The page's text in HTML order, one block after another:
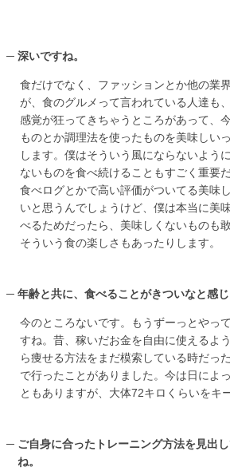
深いですね。
食だけでなく、ファッションとか他の業
が、食のグルメって言われている人達も
感覚が狂ってきちゃうところがあって、
ものとか調理法を使ったものを美味しい
します。僕はそういう風にならないよう
ないものを食べ続けることもすごく重要
食べログとかで高い評価がついてる美味
いと思うんでしょうけど、僕は本当に美
べるためだったら、美味しくないものも
そういう食の楽しさもあったりします。
年齢と共に、食べることがきついなと感
今のところないです。もうずーっとやっ
すね。昔、稼いだお金を自由に使えるよ
ら痩せる方法をまだ模索している時だっ
で行ったことがありました。今は日によ
ともありますが、大体72キロくらいをキ
ご自身に合ったトレーニング方法を見出
ね。